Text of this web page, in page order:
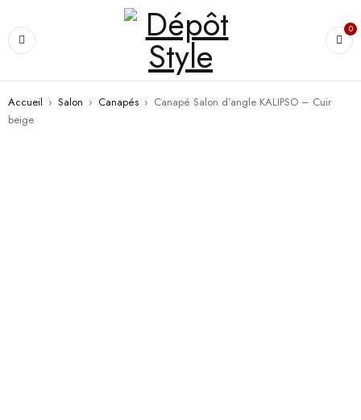
0
Accueil › Salon › Canapés › Canapé Salon d’angle KALIPSO – Cuir
beige